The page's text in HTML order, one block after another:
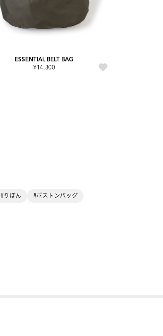
ESSENTIAL BELT BAG
¥14,300
#りぼん #ボストンバッグ